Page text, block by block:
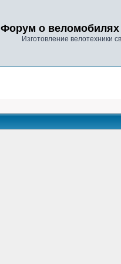
Форум о веломобилях
Изготовление велотехники